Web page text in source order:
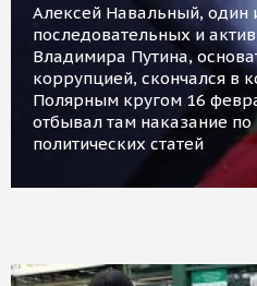
Алексей Навальный, один
последовательных и
Владимира Путина,
коррупцией, скончался в
Полярным кругом 16
отбывал там наказание
политических статей